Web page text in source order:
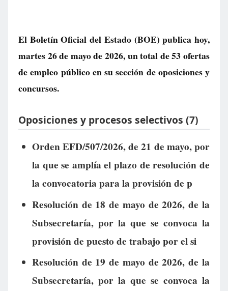
El Boletín Oficial del Estado (BOE) publica hoy,
martes 26 de mayo de 2026, un total de53 ofertas
de empleo públicoen su sección de oposiciones y
concursos.
Oposiciones y procesos selectivos (7)
Orden EFD/507/2026, de 21 de mayo, por
la que se amplía el plazo de resolución de
la convocatoria para la provisión de p
Resolución de 18 de mayo de 2026, de la
Subsecretaría, por la que se convoca la
provisión de puesto de trabajo por el si
Resolución de 19 de mayo de 2026, de la
Subsecretaría, por la que se convoca la